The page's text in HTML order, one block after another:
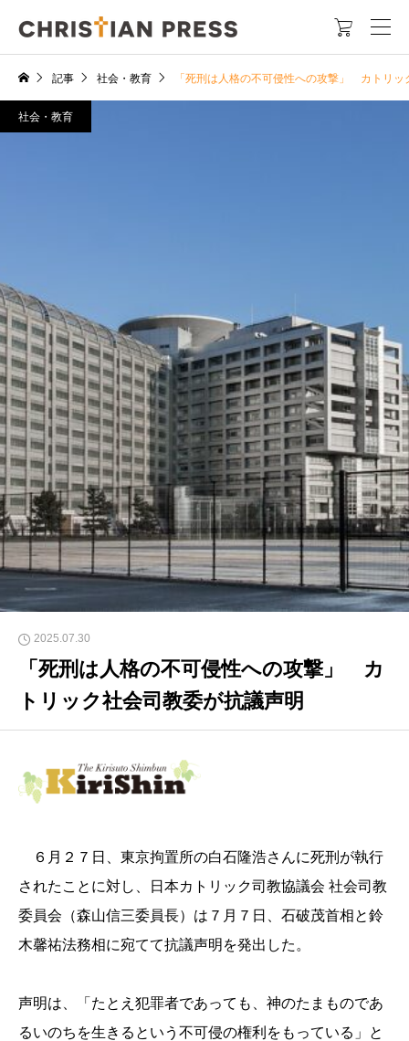

記事 社会・教育 「死刑は人格の不可侵性への攻撃」 カトリッ
社会・教育
2025.07.30
「死刑は人格の不可侵性への攻撃」 カ
トリック社会司教委が抗議声明
６月２７日、東京拘置所の白石隆浩さんに死刑が執行
されたことに対し、日本カトリック司教協議会 社会司教
委員会（森山信三委員長）は７月７日、石破茂首相と鈴
木馨祐法務相に宛てて抗議声明を発出した。
声明は、「たとえ犯罪者であっても、神のたまものであ
るいのちを生きるという不可侵の権利をもっている」と